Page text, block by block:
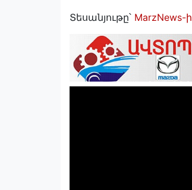
Տեսանյութը՝ MarzNews-ի